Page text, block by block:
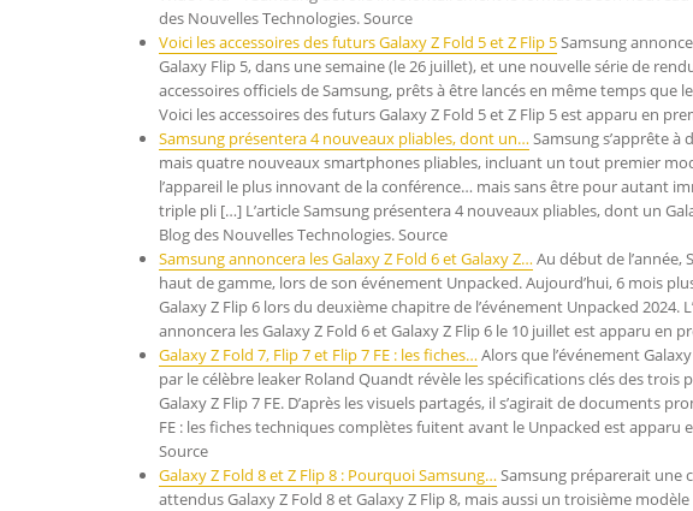
des Nouvelles Technologies. Source
Voici les accessoires des futurs Galaxy Z Fold 5 et Z Flip 5Samsung
Galaxy Flip 5, dans une semaine (le 26 juillet), et une nouvelle série de
accessoires officiels de Samsung, prêts à être lancés en même temps
Voici les accessoires des futurs Galaxy Z Fold 5 et Z Flip 5 est apparu en
Samsung présentera 4 nouveaux pliables, dont un…Samsung s’apprête
mais quatre nouveaux smartphones pliables, incluant un tout premier
l’appareil le plus innovant de la conférence… mais sans être pour autant
triple pli […] L’article Samsung présentera 4 nouveaux pliables, dont un
Blog des Nouvelles Technologies. Source
Samsung annoncera les Galaxy Z Fold 6 et Galaxy Z…Au début de l’année,
haut de gamme, lors de son événement Unpacked. Aujourd’hui, 6 mois
Galaxy Z Flip 6 lors du deuxième chapitre de l’événement Unpacked
annoncera les Galaxy Z Fold 6 et Galaxy Z Flip 6 le 10 juillet est apparu en
Galaxy Z Fold 7, Flip 7 et Flip 7 FE : les fiches…Alors que l’événement
par le célèbre leaker Roland Quandt révèle les spécifications clés des trois
Galaxy Z Flip 7 FE. D’après les visuels partagés, il s’agirait de documents
FE : les fiches techniques complètes fuitent avant le Unpacked est apparu
Source
Galaxy Z Fold 8 et Z Flip 8 : Pourquoi Samsung…Samsung préparerait une
attendus Galaxy Z Fold 8 et Galaxy Z Flip 8, mais aussi un troisième